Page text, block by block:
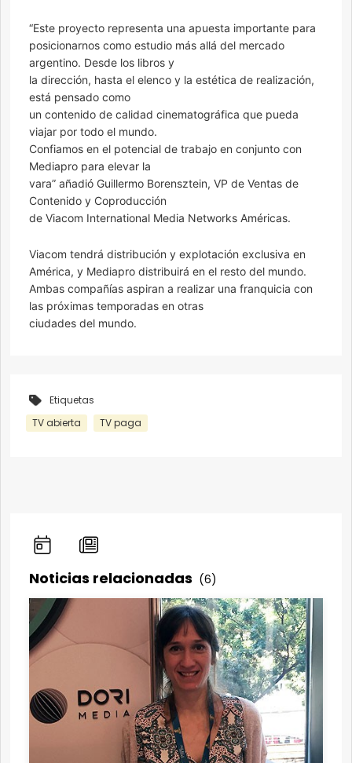
“Este proyecto representa una apuesta importante para
posicionarnos como estudio más allá del mercado
argentino. Desde los libros y
la dirección, hasta el elenco y la estética de realización,
está pensado como
un contenido de calidad cinematográfica que pueda
viajar por todo el mundo.
Confiamos en el potencial de trabajo en conjunto con
Mediapro para elevar la
vara” añadió Guillermo Borensztein, VP de Ventas de
Contenido y Coproducción
de Viacom International Media Networks Américas.
Viacom tendrá distribución y explotación exclusiva en
América, y Mediapro distribuirá en el resto del mundo.
Ambas compañías aspiran a realizar una franquicia con
las próximas temporadas en otras
ciudades del mundo.
Etiquetas
TV abierta
TV paga
Noticias relacionadas (6)